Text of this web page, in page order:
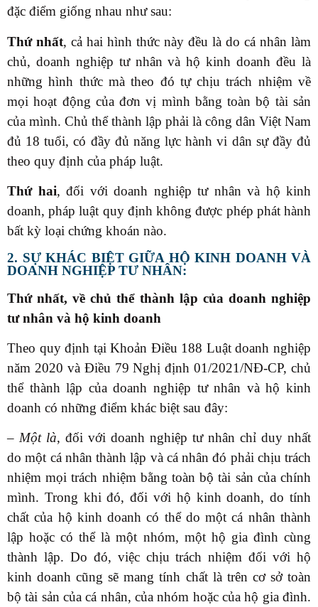
đặc điểm giống nhau như sau:
Thứ nhất, cả hai hình thức này đều là do cá nhân làm
chủ, doanh nghiệp tư nhân và hộ kinh doanh đều là
những hình thức mà theo đó tự chịu trách nhiệm về
mọi hoạt động của đơn vị mình bằng toàn bộ tài sản
của mình. Chủ thể thành lập phải là công dân Việt Nam
đủ 18 tuổi, có đầy đủ năng lực hành vi dân sự đầy đủ
theo quy định của pháp luật.
Thứ hai, đối với doanh nghiệp tư nhân và hộ kinh
doanh, pháp luật quy định không được phép phát hành
bất kỳ loại chứng khoán nào.
2. SỰ KHÁC BIỆT GIỮA HỘ KINH DOANH VÀ
DOANH NGHIỆP TƯ NHÂN:
Thứ nhất, về chủ thể thành lập của doanh nghiệp
tư nhân và hộ kinh doanh
Theo quy định tại Khoản Điều 188 Luật doanh nghiệp
năm 2020 và Điều 79 Nghị định 01/2021/NĐ-CP, chủ
thể thành lập của doanh nghiệp tư nhân và hộ kinh
doanh có những điểm khác biệt sau đây:
– Một là, đối với doanh nghiệp tư nhân chỉ duy nhất
do một cá nhân thành lập và cá nhân đó phải chịu trách
nhiệm mọi trách nhiệm bằng toàn bộ tài sản của chính
mình. Trong khi đó, đối với hộ kinh doanh, do tính
chất của hộ kinh doanh có thể do một cá nhân thành
lập hoặc có thể là một nhóm, một hộ gia đình cùng
thành lập. Do đó, việc chịu trách nhiệm đối với hộ
kinh doanh cũng sẽ mang tính chất là trên cơ sở toàn
bộ tài sản của cá nhân, của nhóm hoặc của hộ gia đình.